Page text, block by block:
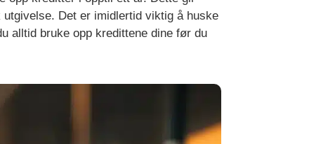
Det er imidlertid viktig å huske
alltid bruke opp kredittene dine før du